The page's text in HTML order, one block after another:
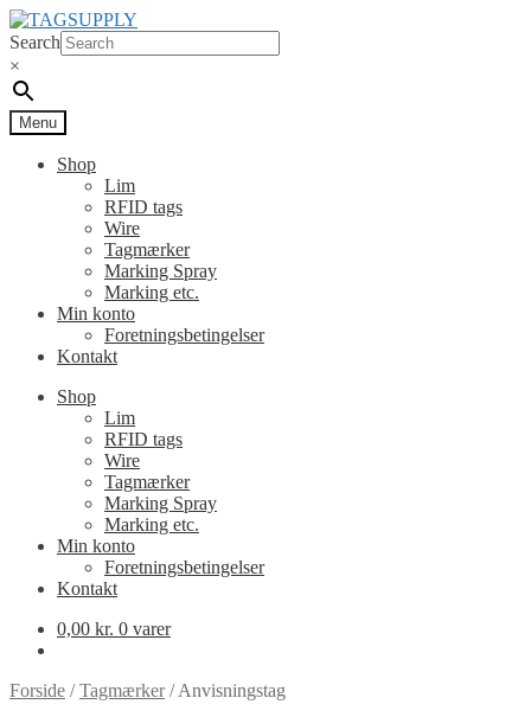
Spring
til
navigation
Spring
til
indhold
Search
×
Menu
Shop
Lim
RFID tags
Wire
Tagmærker
Marking Spray
Marking etc.
Min konto
Foretningsbetingelser
Kontakt
Shop
Lim
RFID tags
Wire
Tagmærker
Marking Spray
Marking etc.
Min konto
Foretningsbetingelser
Kontakt
0,00 kr. 0 varer
Forside /Tagmærker/Anvisningstag